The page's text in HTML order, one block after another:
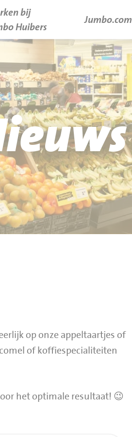
bij
Huibers
Jumbo.com
op onze appeltaartjes of
of koffiespecialiteiten
het optimale resultaat! 😉